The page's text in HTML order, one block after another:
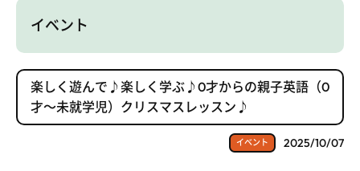
イベント
楽しく遊んで♪楽しく学ぶ♪0才からの親子英語（0
才～未就学児）クリスマスレッスン♪
イベント 2025/10/07